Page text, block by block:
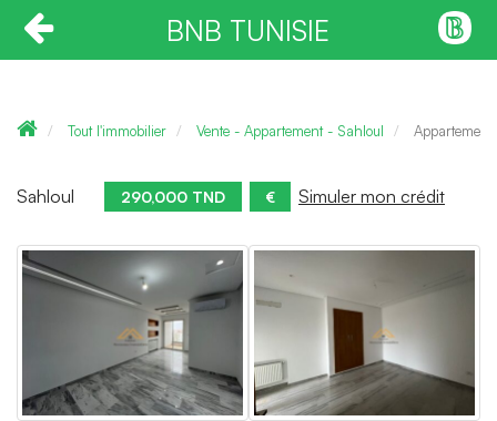
BNB TUNISIE
Tout l'immobilier Vente - Appartement - Sahloul
Sahloul 290,000 TND € Simuler mon crédit